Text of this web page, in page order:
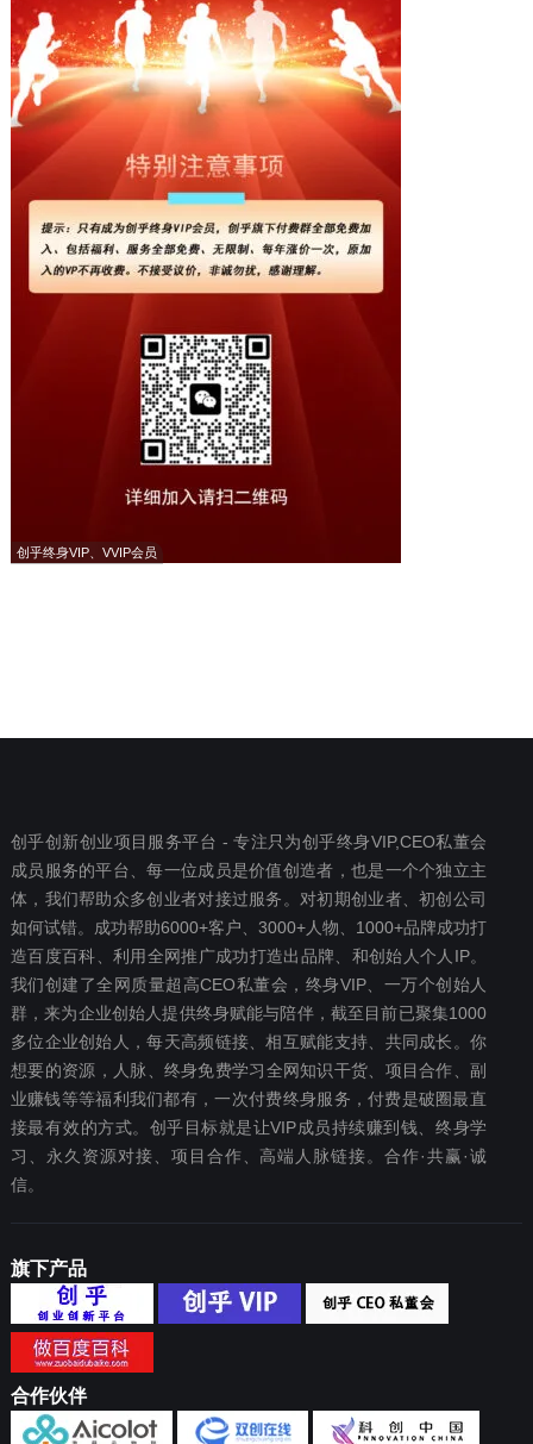
创乎终身VIP、VVIP会员
创乎创新创业项目服务平台 - 专注只为创乎终身VIP,CEO私董会
成员服务的平台、每一位成员是价值创造者，也是一个个独立主
体，我们帮助众多创业者对接过服务。对初期创业者、初创公司
如何试错。成功帮助6000+客户、3000+人物、1000+品牌成功打
造百度百科、利用全网推广成功打造出品牌、和创始人个人IP。
我们创建了全网质量超高CEO私董会，终身VIP、一万个创始人
群，来为企业创始人提供终身赋能与陪伴，截至目前已聚集1000
多位企业创始人，每天高频链接、相互赋能支持、共同成长。你
想要‬的资源，人脉、终身免费学习全网知识干货、项目合作、副
业赚钱等等福利我们都‬有，一次付费终‬身服务，付费是破圈最‬直
接最有效‬的方式。创乎目标就是让VIP成员持续赚到钱、终身学
习、永久资源对接、项目合作、高端人脉链接。合作·共赢·诚
信。
旗下产品
合作伙伴